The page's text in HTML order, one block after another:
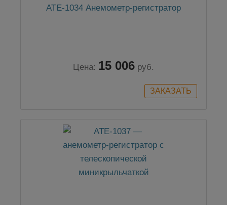
АТЕ-1034 Анемометр-регистратор
Цена: 15 006 руб.